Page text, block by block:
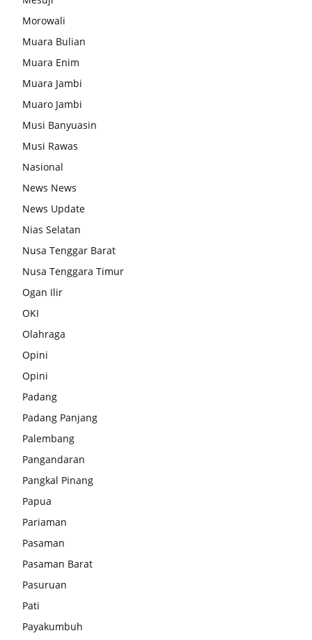
Morowali
Muara Bulian
Muara Enim
Muara Jambi
Muaro Jambi
Musi Banyuasin
Musi Rawas
Nasional
News News
News Update
Nias Selatan
Nusa Tenggar Barat
Nusa Tenggara Timur
Ogan Ilir
OKI
Olahraga
Opini
Opini
Padang
Padang Panjang
Palembang
Pangandaran
Pangkal Pinang
Papua
Pariaman
Pasaman
Pasaman Barat
Pasuruan
Pati
Payakumbuh